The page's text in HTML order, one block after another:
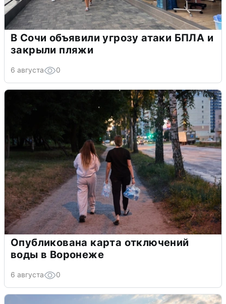
В Сочи объявили угрозу атаки БПЛА и
закрыли пляжи
6 августа 0
Опубликована карта отключений
воды в Воронеже
6 августа 0